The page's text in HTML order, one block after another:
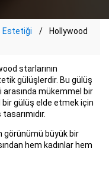
Estetiği
Hollywood
starlarının
gülüşlerdir. Bu gülüş
arasında mükemmel bir
bir gülüş elde etmek için
görünümü büyük bir
hem kadınlar hem